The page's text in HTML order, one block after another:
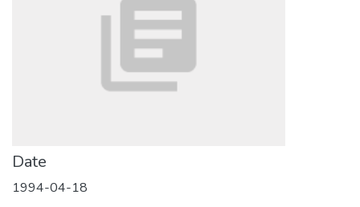
Date
1994-04-18